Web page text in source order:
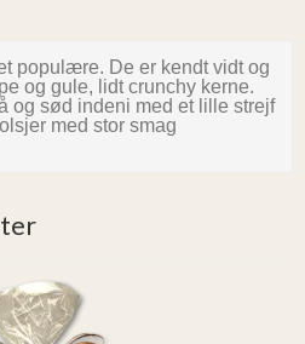
populære. De er kendt vidt og
og gule, lidt crunchy kerne.
og sød indeni med et lille strejf
med stor smag